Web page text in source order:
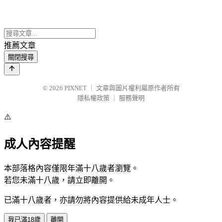
推薦文章
關閉搜尋
© 2026 PIXNET
文章與圖片權利屬原作者所有
隱私權政策
服務聲明
⚠️
成人內容提醒
本部落格內容僅限年滿十八歲者瀏覽。
若您未滿十八歲，請立即離開。
已滿十八歲者，亦請勿將內容提供給未成年人士。
我已滿18歲 離開